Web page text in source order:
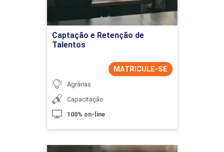
Captação e Retenção de
Talentos
MATRICULE-SE
Agrárias
Capacitação
100% on-line
Ir para Inscrição